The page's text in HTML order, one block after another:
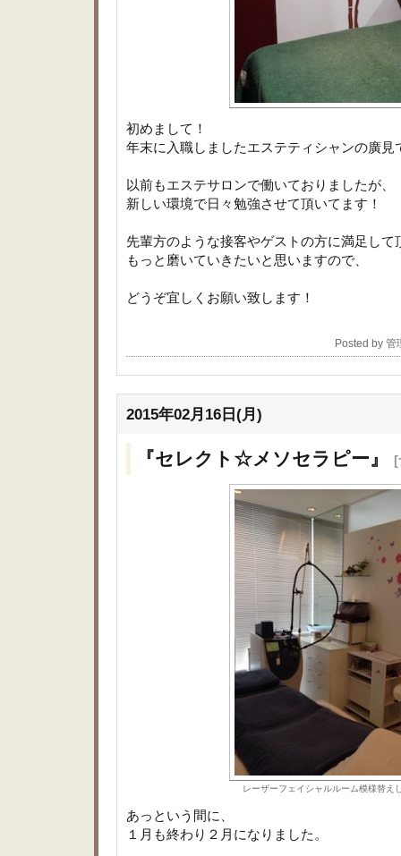
初めまして！
年末に入職しましたエステティシャンの廣見
以前もエステサロンで働いておりましたが、
新しい環境で日々勉強させて頂いてます！
先輩方のような接客やゲストの方に満足して
もっと磨いていきたいと思いますので、
どうぞ宜しくお願い致します！
Posted by
2015年02月16日(月)
『セレクト☆メソセラピー』 [
レーザーフェイシャルルーム模様替え
あっという間に、
１月も終わり２月になりました。